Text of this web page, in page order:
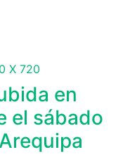
en
el sábado